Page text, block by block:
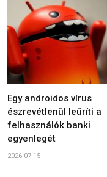
Egy androidos vírus
észrevétlenül leüríti a
felhasználók banki
egyenlegét
2026-07-15